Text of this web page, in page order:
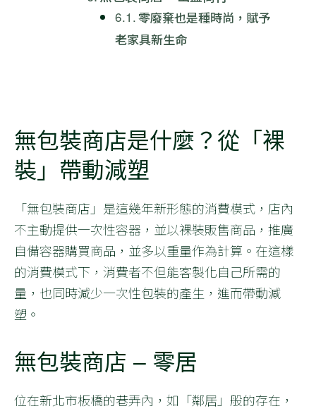
零廢棄也是種時尚，賦予
老家具新生命
無包裝商店是什麼？從「裸
裝」帶動減塑
「無包裝商店」是這幾年新形態的消費模式，店內
不主動提供一次性容器，並以裸裝販售商品，推廣
自備容器購買商品，並多以重量作為計算。在這樣
的消費模式下，消費者不但能客製化自己所需的
量，也同時減少一次性包裝的產生，進而帶動減
塑。
無包裝商店 – 零居
位在新北市板橋的巷弄內，如「鄰居」般的存在，